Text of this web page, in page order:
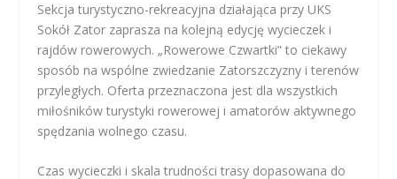
Sekcja turystyczno-rekreacyjna działająca przy UKS
Sokół Zator zaprasza na kolejną edycję wycieczek i
rajdów rowerowych. „Rowerowe Czwartki” to ciekawy
sposób na wspólne zwiedzanie Zatorszczyzny i terenów
przyległych. Oferta przeznaczona jest dla wszystkich
miłośników turystyki rowerowej i amatorów aktywnego
spędzania wolnego czasu.
Czas wycieczki i skala trudności trasy dopasowana do